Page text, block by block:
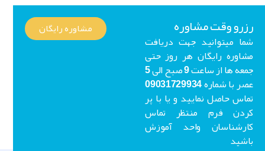
وقت مشاوره
میتوانید جهت دریافت
رایگان هر روز حتی
جمعه ها از ساعت 9 صبح الی 5
عصر با شماره 09031729934
حاصل نمایید و یا با پر
فرم منتظر تماس
واحد آموزش
مشاوره رایگان